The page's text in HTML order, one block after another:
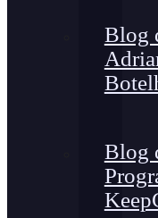
Blog
Blog